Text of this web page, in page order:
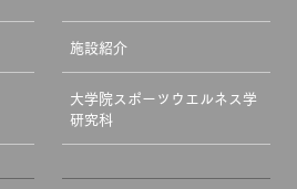
施設紹介
大学院スポーツウエルネス学
研究科